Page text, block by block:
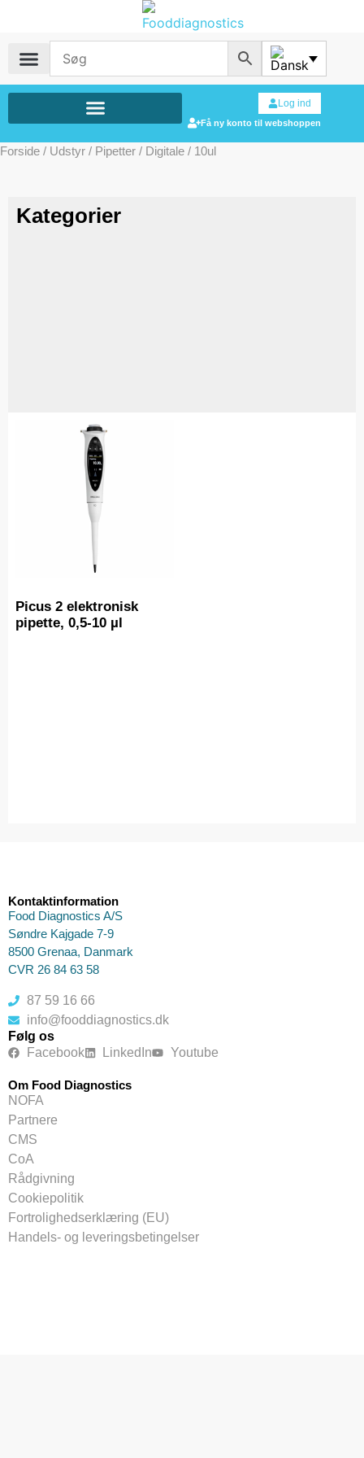
Log ind
Få ny konto til webshoppen
Forside / Udstyr / Pipetter / Digitale / 10ul
Kategorier
Picus 2 elektronisk
pipette, 0,5-10 µl
Kontaktinformation
Food Diagnostics A/S
Søndre Kajgade 7-9
8500 Grenaa, Danmark
CVR 26 84 63 58
87 59 16 66
info@fooddiagnostics.dk
Følg os
Facebook
LinkedIn Youtube
Om Food Diagnostics
NOFA
Partnere
CMS
CoA
Rådgivning
Cookiepolitik
Fortrolighedserklæring (EU)
Handels- og leveringsbetingelser